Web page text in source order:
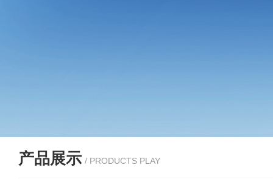
产品展示 / PRODUCTS PLAY